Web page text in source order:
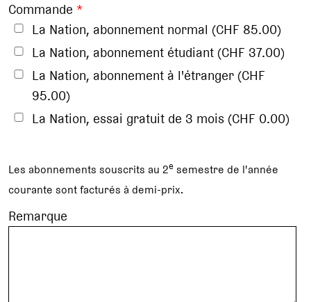
Commande *
La Nation, abonnement normal (CHF 85.00)
La Nation, abonnement étudiant (CHF 37.00)
La Nation, abonnement à l'étranger (CHF
95.00)
La Nation, essai gratuit de 3 mois (CHF 0.00)
Les abonnements souscrits au 2e semestre de l'année
courante sont facturés à demi-prix.
Remarque